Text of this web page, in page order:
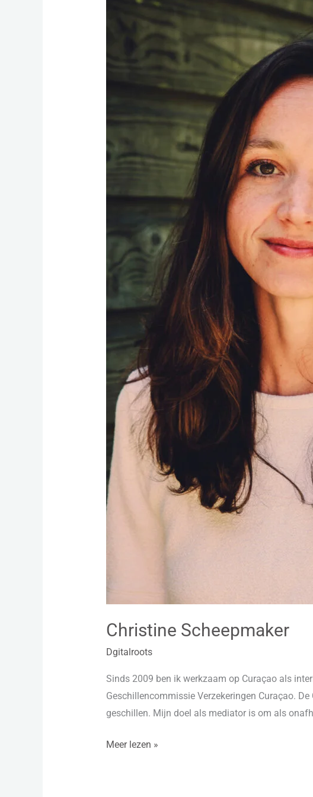
Christine Scheepmaker
Dgitalroots
Sinds 2009 ben ik werkzaam op Curaçao als
Geschillencommissie Verzekeringen Curaçao.
geschillen. Mijn doel als mediator is om als
Christine
Scheepmaker
Meer lezen »